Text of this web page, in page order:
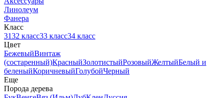
Линолеум
Фанера
Класс
3132 класс33 класс34 класс
Цвет
БежевыйВинтаж
(состаренный)КрасныйЗолотистыйРозовыйЖелтыйБелый и
беленыйКоричневыйГолубойЧерный
Еще
Порода дерева